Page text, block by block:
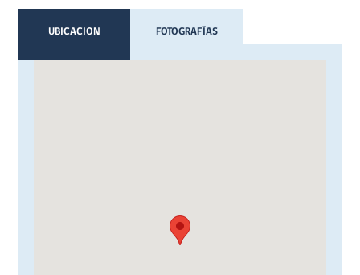
UBICACION FOTOGRAFÍAS